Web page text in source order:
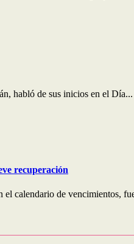
habló de sus inicios en el Día...
recuperación
el calendario de vencimientos,